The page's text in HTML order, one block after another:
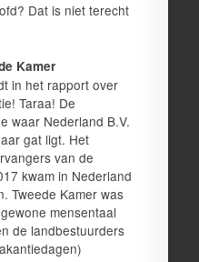
Dat is niet terecht
Kamer
in het rapport over
Taraa! De
waar Nederland B.V.
gat ligt. Het
van de
kwam in Nederland
Tweede Kamer was
mensentaal
de landbestuurders